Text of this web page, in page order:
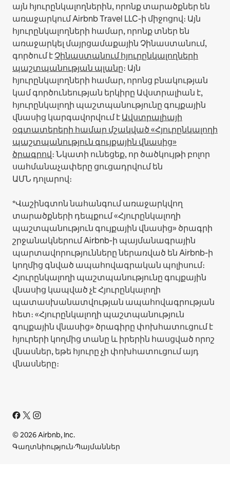
այն հյուրընկալողներին, որոնք տարածքներ են
առաջարկում Airbnb Travel LLC-ի միջոցով։ Այն
հյուրընկալողների համար, որոնք տներ են
առաջարկել մայրցամաքային Չինաստանում,
գործում էՉինաստանում հյուրընկալողների
պաշտպանության պլանը։ Այն
հյուրընկալողների համար, որոնց բնակության
կամ գործունեության երկիրը Ավստրալիան է,
հյուրընկալողի պաշտպանությունը գույքային
վնասից կարգավորվում էԱվստրալիայի
օգտատերերի համար մշակված «Հյուրընկալողի
պաշտպանություն գույքային վնասից»
ծրագրով։ Նկատի ունեցեք, որ ծածկույթի բոլոր
սահմանաչափերը ցուցադրվում են
ԱՄՆ դոլարով։
*Վաշինգտոն նահանգում առաջարկվող
տարածքների դեպքում «Հյուրընկալողի
պաշտպանություն գույքային վնասից» ծրագրի
շրջանակներում Airbnb-ի պայմանագրային
պարտավորությունները ներառված են Airbnb-ի
կողմից գնված ապահովագրական պոլիսում։
Հյուրընկալողի պաշտպանությունը գույքային
վնասից կապված չէ Հյուրընկալողի
պատասխանատվության ապահովագրության
հետ։ «Հյուրընկալողի պաշտպանություն
գույքային վնասից» ծրագիրը փոխհատուցում է
հյուրերի կողմից տանը և իրերին հասցված որոշ
վնասներ, եթե հյուրը չի փոխհատուցում այդ
վնասները։
© 2026 Airbnb, Inc.
Գաղտնիություն·Պայմաններ